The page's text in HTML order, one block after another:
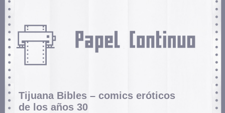
Tijuana Bibles – comics eróticos
de los años 30